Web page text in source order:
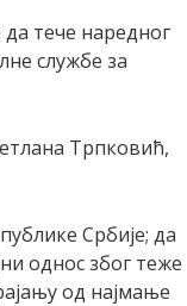
тече наредног
службе за
Трпковић,
Србије; да
однос због теже
од најмање